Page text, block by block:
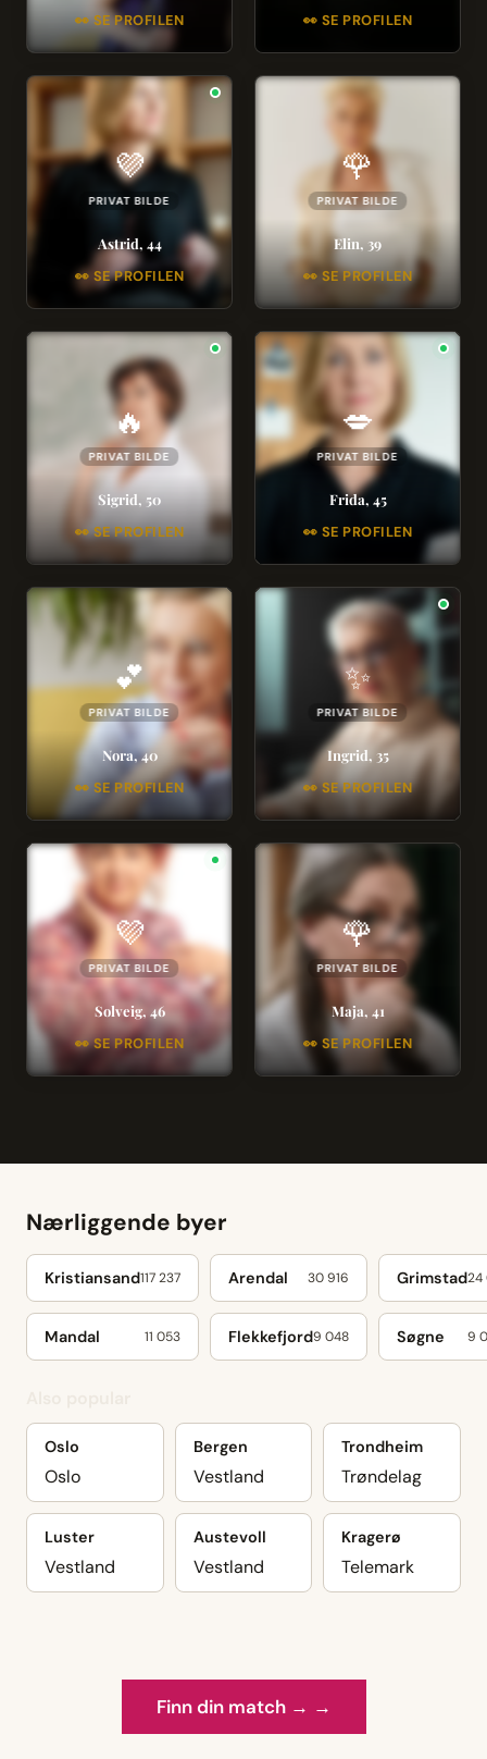
👀 SE PROFILEN
👀 SE PROFILEN
💜
PRIVAT BILDE
Astrid, 44
👀 SE PROFILEN
🌹
PRIVAT BILDE
Elin, 39
👀 SE PROFILEN
🔥
PRIVAT BILDE
Sigrid, 50
👀 SE PROFILEN
💋
PRIVAT BILDE
Frida, 45
👀 SE PROFILEN
💕
PRIVAT BILDE
Nora, 40
👀 SE PROFILEN
✨
PRIVAT BILDE
Ingrid, 35
👀 SE PROFILEN
💜
PRIVAT BILDE
Solveig, 46
👀 SE PROFILEN
🌹
PRIVAT BILDE
Maja, 41
👀 SE PROFILEN
Nærliggende byer
Kristiansand117 237 Arendal 30 916 Grimstad24
Mandal 11 053 Flekkefjord9 048 Søgne 9
Oslo
Oslo
Bergen
Vestland
Trondheim
Trøndelag
Luster
Vestland
Austevoll
Vestland
Kragerø
Telemark
Finn din match → →